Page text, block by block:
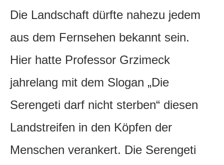
Die Landschaft dürfte nahezu jedem
aus dem Fernsehen bekannt sein.
Hier hatte Professor Grzimeck
jahrelang mit dem Slogan „Die
Serengeti darf nicht sterben“ diesen
Landstreifen in den Köpfen der
Menschen verankert. Die Serengeti